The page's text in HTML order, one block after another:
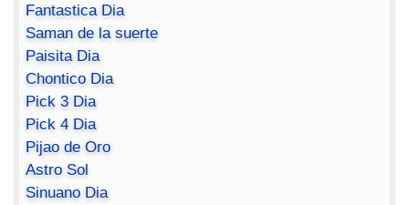
Fantastica Dia
Saman de la suerte
Paisita Dia
Chontico Dia
Pick 3 Dia
Pick 4 Dia
Pijao de Oro
Astro Sol
Sinuano Dia